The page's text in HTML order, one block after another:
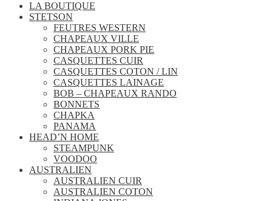
LA BOUTIQUE
STETSON
FEUTRES WESTERN
CHAPEAUX VILLE
CHAPEAUX PORK PIE
CASQUETTES CUIR
CASQUETTES COTON / LIN
CASQUETTES LAINAGE
BOB – CHAPEAUX RANDO
BONNETS
CHAPKA
PANAMA
HEAD’N HOME
STEAMPUNK
VOODOO
AUSTRALIEN
AUSTRALIEN CUIR
AUSTRALIEN COTON